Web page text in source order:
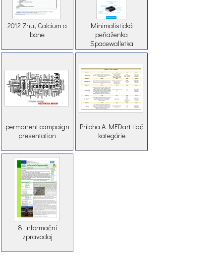
2012 Zhu, Calcium a
bone
Minimalistická
peňaženka
Spacewalletka
permanent campaign
presentation
Príloha A MEDart tlač
kategórie
8. informační
zpravodaj